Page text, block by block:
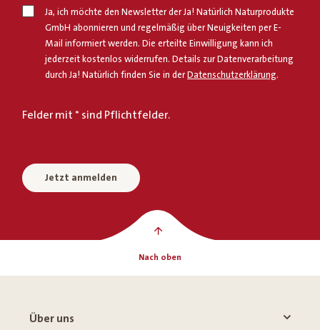
Ja, ich möchte den Newsletter der Ja! Natürlich Naturprodukte
GmbH abonnieren und regelmäßig über Neuigkeiten per E-
Mail informiert werden. Die erteilte Einwilligung kann ich
jederzeit kostenlos widerrufen. Details zur Datenverarbeitung
durch Ja! Natürlich finden Sie in derDatenschutzerklärung.
Felder mit * sind Pflichtfelder.
Jetzt anmelden
Nach oben
Über uns